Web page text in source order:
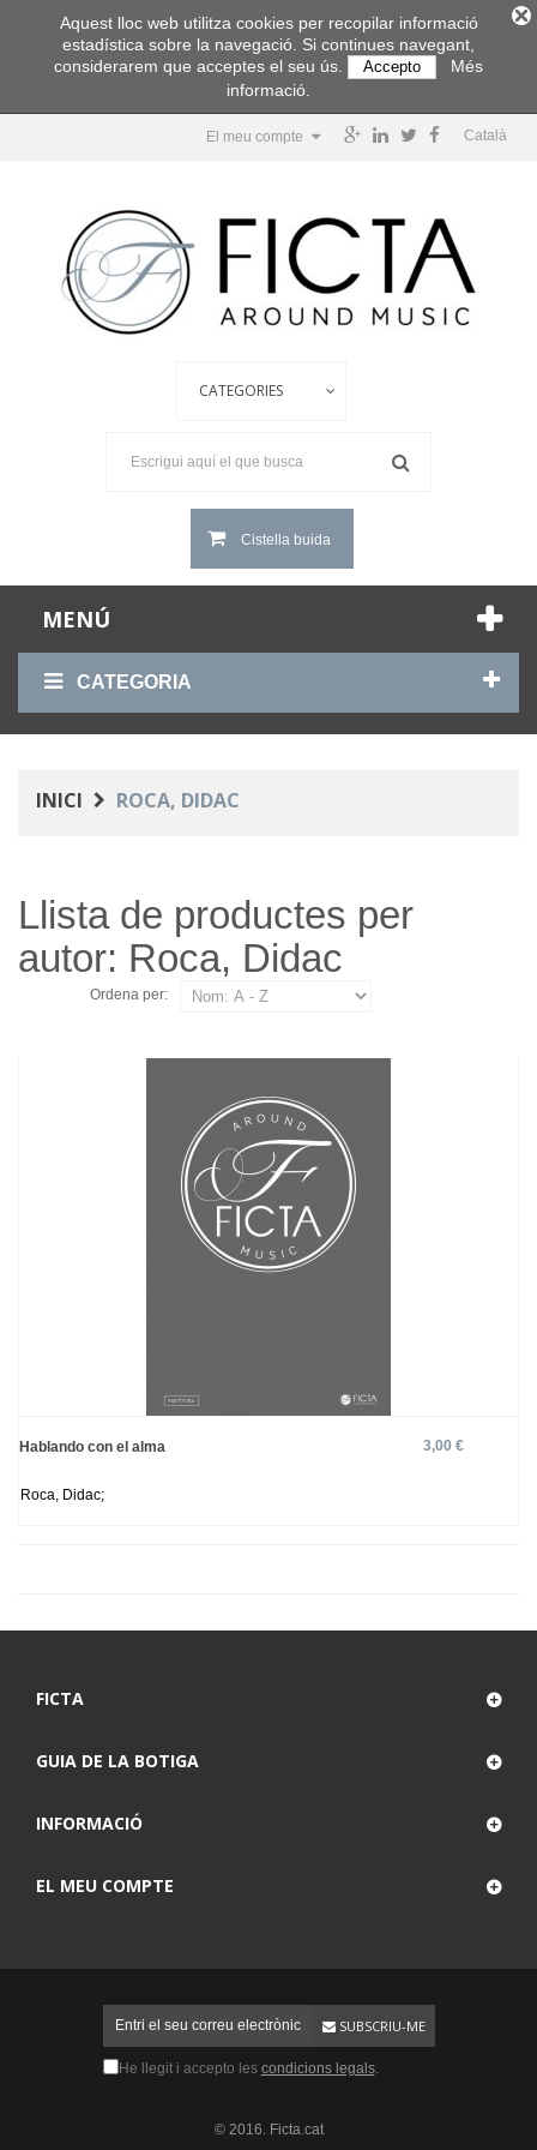
Català
El meu compte
Cistella buida
MENÚ
CATEGORIA
INICI ROCA, DIDAC
Llista de productes per
autor: Roca, Didac
Ordena per:
Hablando con el alma 3,00 €
Roca, Didac;
FICTA
GUIA DE LA BOTIGA
INFORMACIÓ
EL MEU COMPTE
SUBSCRIU-ME
He llegit i accepto les condicions legals.
© 2016. Ficta.cat
Aquest lloc web utilitza cookies per recopilar informació
estadística sobre la navegació. Si continues navegant,
considerarem que acceptes el seu ús.
Accepto
Més
informació.